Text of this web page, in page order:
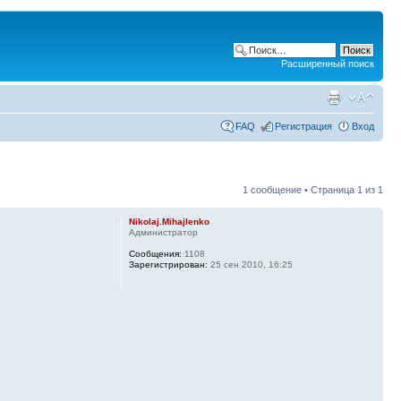
Расширенный поиск
FAQ Регистрация Вход
1 сообщение • Страница 1 из 1
Nikolaj.Mihajlenko
Администратор
Сообщения: 1108
Зарегистрирован: 25 сен 2010, 16:25